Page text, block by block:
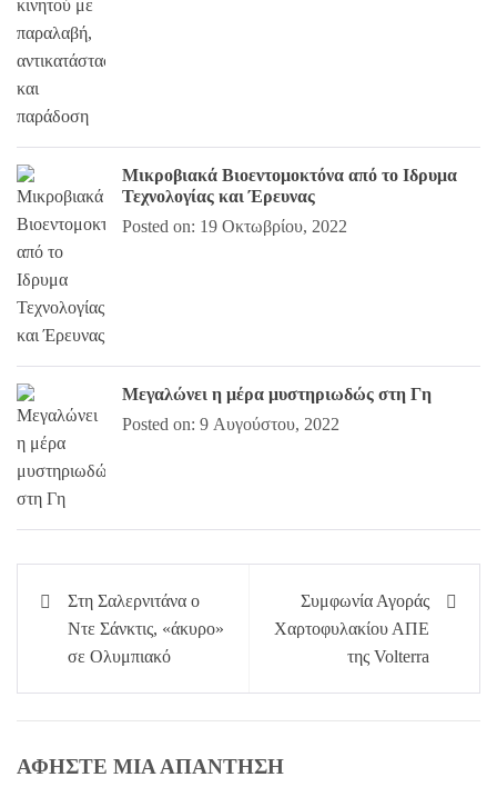
Μικροβιακά Βιοεντομοκτόνα από το Ιδρυμα
Τεχνολογίας και Έρευνας
Posted on: 19 Οκτωβρίου, 2022
Μεγαλώνει η μέρα μυστηριωδώς στη Γη
Posted on: 9 Αυγούστου, 2022
Πλοήγηση
άρθρων
Στη Σαλερνιτάνα ο
Ντε Σάνκτις, «άκυρο»
σε Ολυμπιακό
Συμφωνία Αγοράς
Χαρτοφυλακίου ΑΠΕ
της Volterra
ΑΦΉΣΤΕ ΜΙΑ ΑΠΆΝΤΗΣΗ